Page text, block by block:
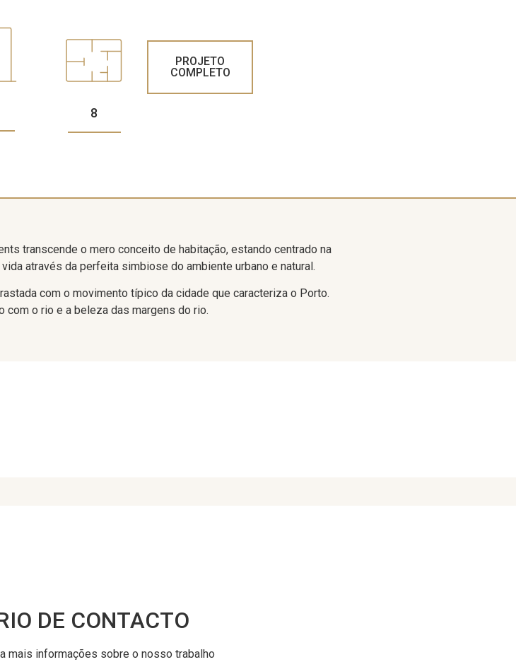
8
PROJETO
COMPLETO
transcende o mero conceito de habitação, estando centrado na
através da perfeita simbiose do ambiente urbano e natural.
com o movimento típico da cidade que caracteriza o Porto.
com o rio e a beleza das margens do rio.
DE CONTACTO
mais informações sobre o nosso trabalho